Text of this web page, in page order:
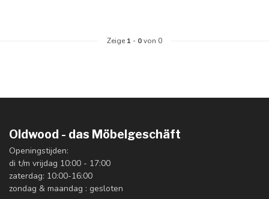
Zeige 1 - 0von 0
Oldwood - das Möbelgeschäft
Openingstijden:
di t/m vrijdag 10:00 - 17:00
zaterdag: 10:00-16:00
zondag & maandag : gesloten